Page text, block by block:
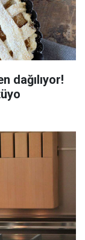
dağılıyor!